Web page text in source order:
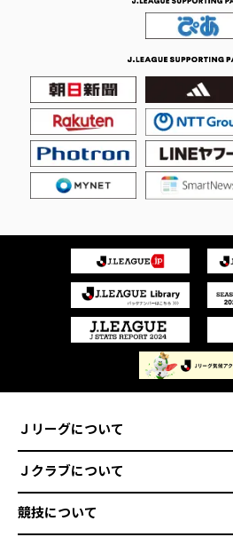
Ｊリーグについて
Ｊクラブについて
競技について